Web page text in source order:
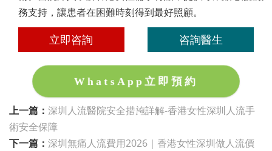
務支持，讓患者在困難時刻得到最好照顧。
立即咨詢 咨詢醫生
WhatsApp立即預約
上一篇： 深圳人流醫院安全措施詳解-香港女性深圳人流手
術安全保障
下一篇： 深圳無痛人流費用2026｜香港女性深圳做人流價